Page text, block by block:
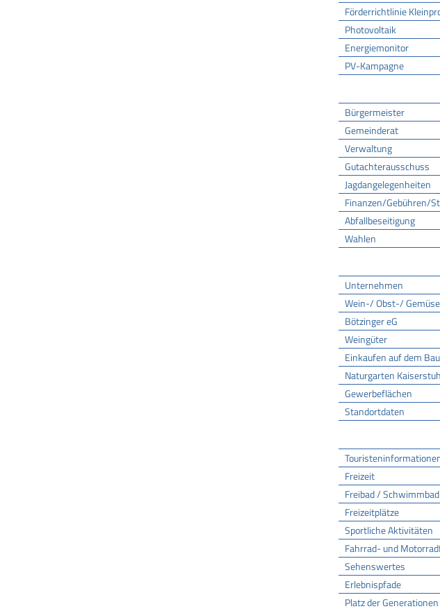
Förderrichtlinie
Photovoltaik
Energiemonitor
PV-Kampagne
Bürgermeister
Gemeinderat
Verwaltung
Gutachterausschuss
Jagdangelegenheiten
Finanzen/Gebühren/
Abfallbeseitigung
Wahlen
Unternehmen
Wein-/ Obst-/
Bötzinger eG
Weingüter
Einkaufen auf dem
Naturgarten
Gewerbeflächen
Standortdaten
Freizeit
Freibad / Schwimmbad
Freizeitplätze
Sportliche Aktivitäten
Fahrrad- und
Sehenswertes
Erlebnispfade
Platz der Generationen